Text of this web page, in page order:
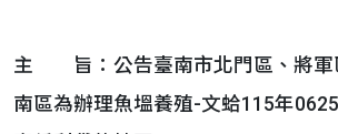
主 旨：公告臺南市北門區、將軍
南區為辦理魚塭養殖-文蛤115年